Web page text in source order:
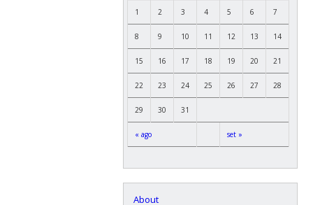
« ago set »
1 2 3 4 5 6 7
8 9 10 11 12 13 14
15 16 17 18 19 20 21
22 23 24 25 26 27 28
29 30 31
About